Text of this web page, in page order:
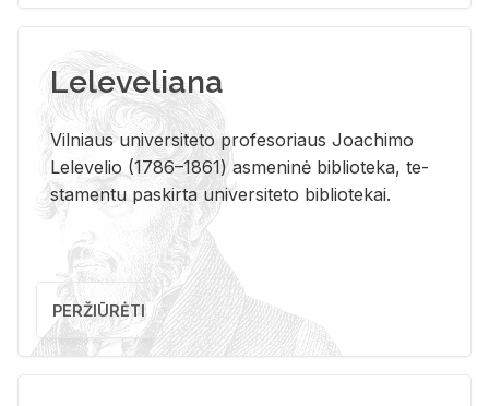
Leleveliana
Vil­niaus uni­ver­si­te­to pro­fe­so­riaus Jo­a­chi­mo
Le­le­ve­lio (1786–1861) as­me­ni­nė bi­b­lio­te­ka, te­
sta­men­tu pa­skir­ta uni­ver­si­te­to bi­b­lio­te­kai.
PERŽIŪRĖTI